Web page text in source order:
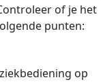
of je het
punten:
op